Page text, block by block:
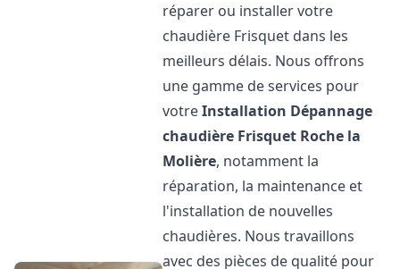
réparer ou installer votre
chaudière Frisquet dans les
meilleurs délais. Nous offrons
une gamme de services pour
votreInstallation Dépannage
chaudière Frisquet Roche la
Molière, notamment la
réparation, la maintenance et
l'installation de nouvelles
chaudières. Nous travaillons
avec des pièces de qualité pour